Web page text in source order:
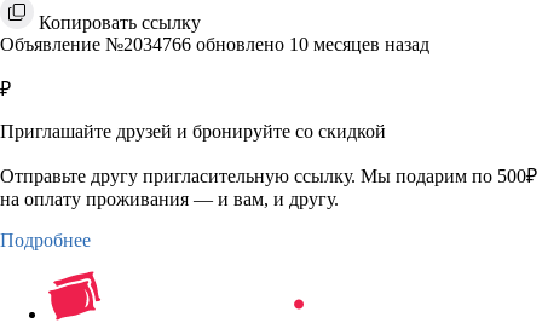
Копировать ссылку
Объявление №2034766 обновлено 10 месяцев назад
₽
Приглашайте друзей и бронируйте со скидкой
Отправьте другу пригласительную ссылку. Мы подарим по 500₽
на оплату проживания — и вам, и другу.
Подробнее